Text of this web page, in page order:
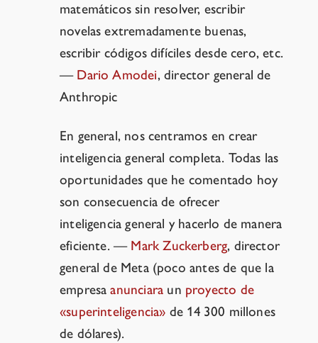
matemáticos sin resolver, escribir
novelas extremadamente buenas,
escribir códigos difíciles desde cero, etc.
— Dario Amodei, director general de
Anthropic
En general, nos centramos en crear
inteligencia general completa. Todas las
oportunidades que he comentado hoy
son consecuencia de ofrecer
inteligencia general y hacerlo de manera
eficiente. — Mark Zuckerberg, director
general de Meta (poco antes de que la
empresaanunciara un proyecto de
«superinteligencia» de 14 300 millones
de dólares).